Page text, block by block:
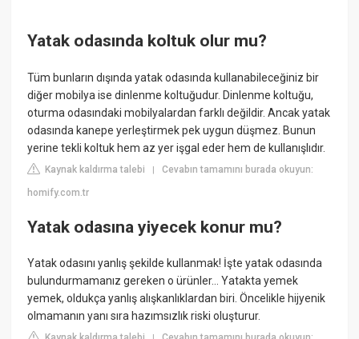
Yatak odasında koltuk olur mu?
Tüm bunların dışında yatak odasında kullanabileceğiniz bir
diğer mobilya ise dinlenme koltuğudur. Dinlenme koltuğu,
oturma odasındaki mobilyalardan farklı değildir. Ancak yatak
odasında kanepe yerleştirmek pek uygun düşmez. Bunun
yerine tekli koltuk hem az yer işgal eder hem de kullanışlıdır.
Kaynak kaldırma talebi |Cevabın tamamını burada okuyun:
homify.com.tr
Yatak odasına yiyecek konur mu?
Yatak odasını yanlış şekilde kullanmak! İşte yatak odasında
bulundurmamanız gereken o ürünler… Yatakta yemek
yemek, oldukça yanlış alışkanlıklardan biri. Öncelikle hijyenik
olmamanın yanı sıra hazımsızlık riski oluşturur.